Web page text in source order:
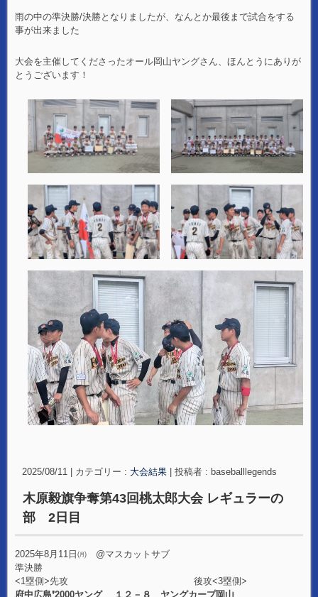
雨の中の準決勝/決勝となりましたが、なんとか最後まで試合をする
事が出来ました
大会を主催してくださったオール岡山ヤングさん、ほんとうにありが
とうございます！
2025/08/11 カテゴリー : 大会結果 投稿者 : baseballlegends
木原毅旗争奪第43回桃太郎大会 レギュラーの
部 2日目
2025年8月11日㈪ @マスカットサブ
準決勝
<1塁側>先攻 後攻<3塁側>
府中広島❜2000ヤング １２－８ ヤングカープ岡山